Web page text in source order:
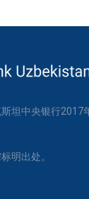
坦中央银行2017
明出处。